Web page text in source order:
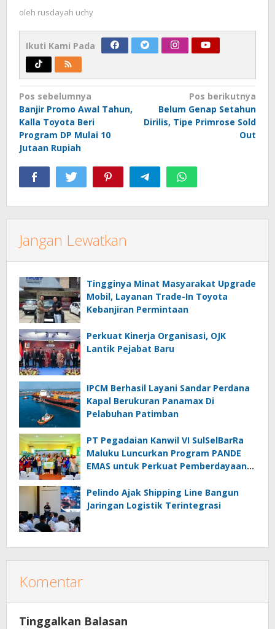
oleh rusdayah uchy
Ikuti Kami Pada
Navigasi
pos
Pos sebelumnya
Banjir Promo Awal Tahun,
Kalla Toyota Beri
Program DP Mulai 10
Jutaan Rupiah
Pos berikutnya
Belum Genap Setahun
Dirilis, Tipe Primrose Sold
Out
Jangan Lewatkan
Tingginya Minat Masyarakat Upgrade
Mobil, Layanan Trade-In Toyota
Kebanjiran Permintaan
Perkuat Kinerja Organisasi, OJK
Lantik Pejabat Baru
IPCM Berhasil Layani Sandar Perdana
Kapal Berukuran Panamax Di
Pelabuhan Patimban
PT Pegadaian Kanwil VI SulSelBarRa
Maluku Luncurkan Program PANDE
EMAS untuk Perkuat Pemberdayaan
Pelindo Ajak Shipping Line Bangun
Jaringan Logistik Terintegrasi
Komentar
Tinggalkan Balasan